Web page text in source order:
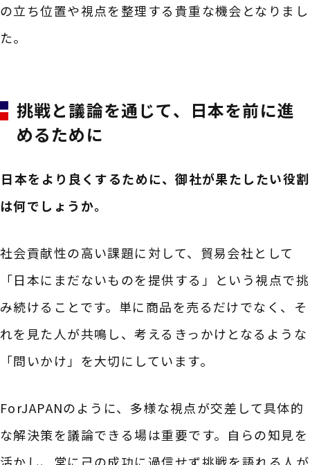
の立ち位置や視点を整理する貴重な機会となりまし
た。
挑戦と議論を通じて、日本を前に進
めるために
――日本をより良くするために、御社が果たしたい役割
は何でしょうか。
社会貢献性の高い課題に対して、貿易会社として
「日本にまだないものを提供する」という視点で挑
み続けることです。単に商品を売るだけでなく、そ
れを見た人が共鳴し、考えるきっかけとなるような
「問いかけ」を大切にしています。
ForJAPANのように、多様な視点が交差して具体的
な解決策を議論できる場は重要です。自らの知見を
活かし、常に己の成功に過信せず挑戦を語れる人が